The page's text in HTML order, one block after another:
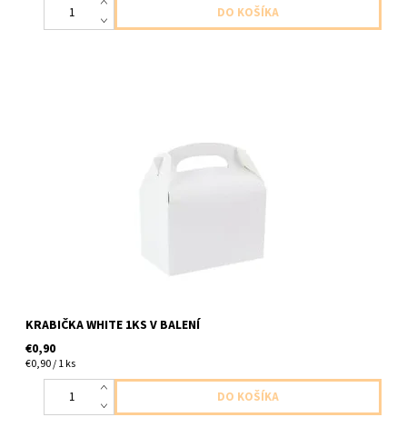
papierova krabicka biela na kolace bo drobnosti 1ks v baleni
KRABIČKA WHITE 1KS V BALENÍ
€0,90
€0,90 / 1 ks